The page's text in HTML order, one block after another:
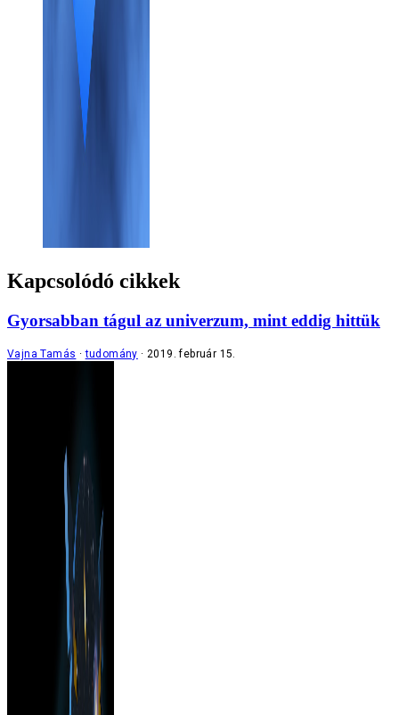
Kapcsolódó cikkek
Gyorsabban tágul az univerzum, mint eddig hittük
Vajna Tamás tudomány 2019. február 15.